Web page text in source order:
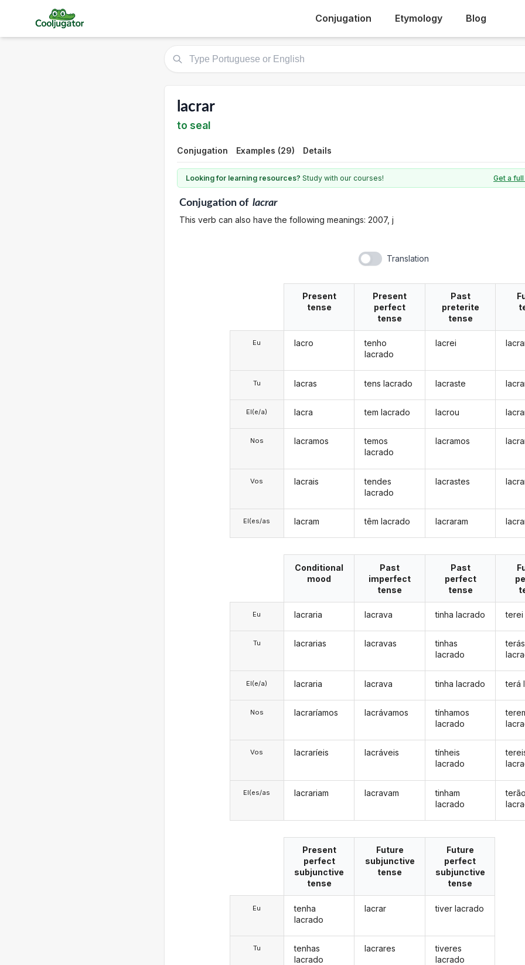
Conjugation Etymology Blog
lacrar
to seal
Conjugation Examples (29) Details
Looking for learning resources? Study with our courses! Get a
Conjugationof lacrar
This verb can also have the following meanings: 2007, j
Translation
Eu
Tu
El(e/a)
Nos
Vos
El(es/as
Present
tense
lacro
lacras
lacra
lacramos
lacrais
lacram
Present
perfect
tense
tenho
lacrado
tens lacrado
tem lacrado
temos
lacrado
tendes
lacrado
têm lacrado
Past
preterite
tense
lacrei
lacraste
lacrou
lacramos
lacrastes
lacraram
Eu
Tu
El(e/a)
Nos
Vos
El(es/as
Conditional
mood
lacraria
lacrarias
lacraria
lacraríamos
lacraríeis
lacrariam
Past
imperfect
tense
lacrava
lacravas
lacrava
lacrávamos
lacráveis
lacravam
Past
perfect
tense
tinha lacrado
tinhas
lacrado
tinha lacrado
tínhamos
lacrado
tínheis
lacrado
tinham
lacrado
terei
terás
terá
terão
Eu
Tu
Present
perfect
subjunctive
tense
tenha
lacrado
tenhas
lacrado
Future
subjunctive
tense
lacrar
lacrares
Future
perfect
subjunctive
tense
tiver lacrado
tiveres
lacrado